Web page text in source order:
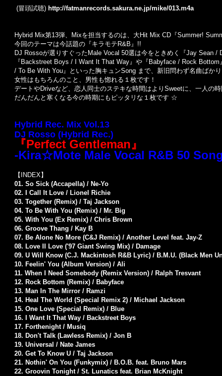
(冒頭試聴) http://fatmanrecords.sakura.ne.jp/mike/013.m4a
Hybrid Mix第13弾、Mixを担当するのは、大Hit Mix CD『Summer!
今回のテーマは今話題の『キラモテR&B』!!
DJ Rossoが選りすぐったMale Vocal 50選は今をときめく『Jay Sean
『Backstreet Boys / I Want It That Way』や『Babyface / Rock
/ To Be With You』といった胸キュンSong まで、新旧問わず名曲ばか
女性はもちろんのこと、男性も惚れる１枚です！
デートやDriveなど、恋人同士のステキな時間はよりSweetに、一人の
だんだんと寒くなる今の時期にもピッタリな１枚です ☆
Hybrid Rec. Mix Vol.13
DJ Rosso (Hybrid Rec.)
『Perfect Gentleman』
-Kira☆Mote Male Vocal R&B 50
【INDEX】
01. So Sick (Accapella) / Ne-Yo
02. I Call It Love / Lionel Richie
03. Together (Remix) / Taj Jackson
04. To Be With You (Remix) / Mr. Big
05. With You (Ex Remix) / Chris Brown
06. Groove Thang / Kay B
07. Be Alone No More (C&J Remix) / Another Level feat. Jay-Z
08. Love II Love ('97 Giant Swing Mix) / Damage
09. U Will Know (C.J. Mackintosh R&B Lyric) / B.M.U. (Black Men
10. Feelin' You (Album Version) / Ali
11. When I Need Somebody (Remix Version) / Ralph Tresvant
12. Rock Bottom (Remix) / Babyface
13. Man In The Mirror / Ramzi
14. Heal The World (Special Remix 2) / Michael Jackson
15. One Love (Special Remix) / Blue
16. I Want It That Way / Backstreet Boys
17. Forthenight / Musiq
18. Don't Talk (Lawless Remix) / Jon B
19. Universal / Nate James
20. Get To Know U / Taj Jackson
21. Nothin' On You (Funkymix) / B.O.B. feat. Bruno Mars
22. Groovin Tonight / St. Lunatics feat. Brian McKnight